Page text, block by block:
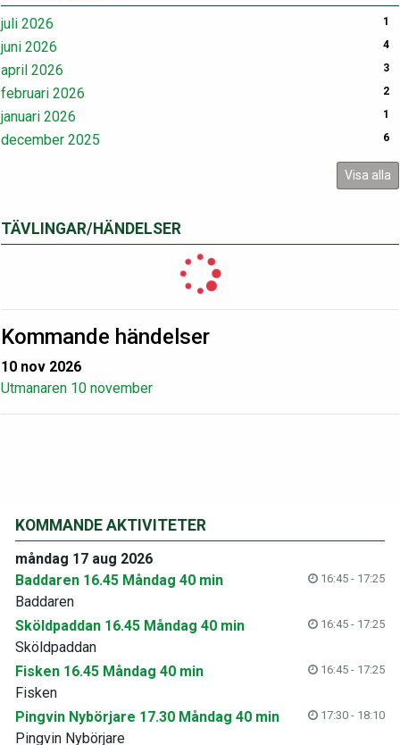
juli 2026 1
juni 2026 4
april 2026 3
februari 2026 2
januari 2026 1
december 2025 6
Visa alla
TÄVLINGAR/HÄNDELSER
Kommande händelser
10 nov 2026
Utmanaren 10 november
KOMMANDE AKTIVITETER
måndag 17 aug 2026
Baddaren 16.45 Måndag 40 min
16:45 - 17:25
Baddaren
Sköldpaddan 16.45 Måndag 40 min
16:45 - 17:25
Sköldpaddan
Fisken 16.45 Måndag 40 min
16:45 - 17:25
Fisken
Pingvin Nybörjare 17.30 Måndag 40 min
17:30 - 18:10
Pingvin Nybörjare